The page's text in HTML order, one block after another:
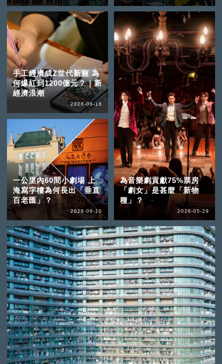
手工經濟成Z世代新寵 為
何爆紅到1200億元？｜新
經濟浪潮
2026-06-16
一公里內60間小劇場 上
海寫字樓為何長出「垂直
百老匯」？
2026-06-10
為音樂劇貢獻75%票房
「劇女」是甚麼「新物
種」？
2026-05-29